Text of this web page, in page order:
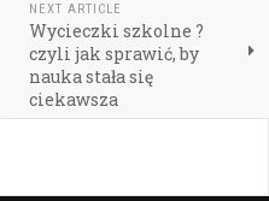
NEXT ARTICLE
Wycieczki szkolne ?
czyli jak sprawić, by
nauka stała się
ciekawsza